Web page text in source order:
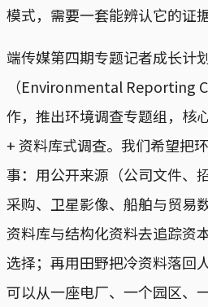
模式，需要一套能辨认它的证
端传媒第四期专题记者成长计
（Environmental Reporting
作，推出环境调查专题组，核
+ 资料库式调查。我们希望把
事：用公开来源（公司文件、
采购、卫星影像、船舶与贸易
资料库与结构化资料去追踪资
选择；再用田野把冷资料落回
可以从一座电厂、一个园区、